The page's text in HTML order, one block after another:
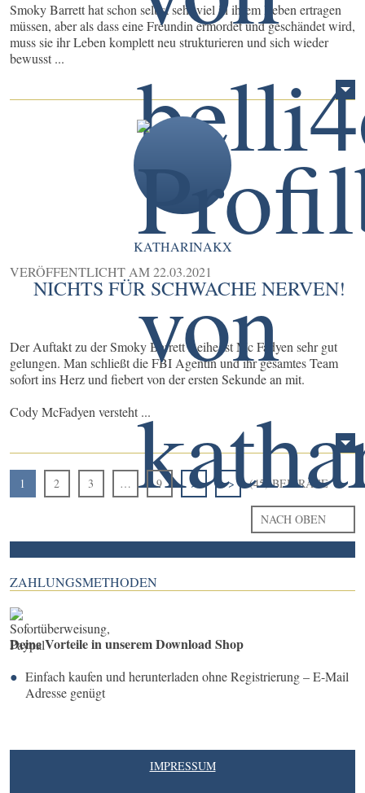
Smoky Barrett hat schon selbst sehr viel in ihrem Leben ertragen
müssen, aber als dass eine Freundin ermordet und geschändet wird,
muss sie ihr Leben komplett neu strukturieren und sich wieder
bewusst ...
KATHARINAKX
VERÖFFENTLICHT AM22.03.2021
NICHTS FÜR SCHWACHE NERVEN!
Der Auftakt zu der Smoky Barrett Reihe ist Mc Fadyen sehr gut
gelungen. Man schließt die FBI Agentin und ihr gesamtes Team
sofort ins Herz und fiebert von der ersten Sekunde an mit.
Cody McFadyen versteht ...
1 2 3 … 9 > >> (45) BEITRÄGE
NACH OBEN
ZAHLUNGSMETHODEN
Deine Vorteile in unserem Download Shop
Einfach kaufen und herunterladen ohne Registrierung – E-Mail
Adresse genügt
IMPRESSUM